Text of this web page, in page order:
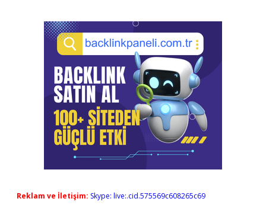
Reklam ve İletişim: Skype: live:.cid.575569c608265c69